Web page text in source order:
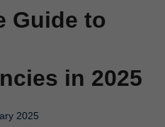
Guide to
in 2025
2025